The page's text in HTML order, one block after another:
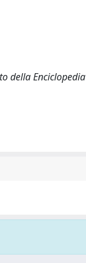
della Enciclopedia